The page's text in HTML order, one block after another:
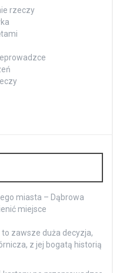
rzeczy
miasta – Dąbrowa
miejsce
zawsze duża decyzja,
z jej bogatą historią